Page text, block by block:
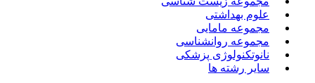
علوم بهداشتی
مجموعه مامایی
مجموعه روانشناسی
نانوتکنولوژی پزشکی
سایر رشته ها